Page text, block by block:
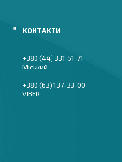
+380 (44) 331-51-71
Міський
+380 (63) 137-33-00
VIBER